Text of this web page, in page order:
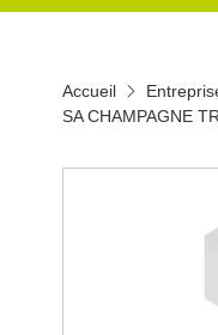
Accueil
SA CHAMPAGNE